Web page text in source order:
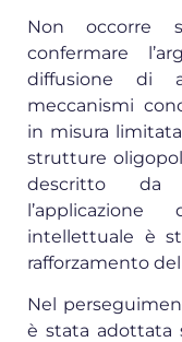
Non occorre
confermare
diffusione di
meccanismi
in misura
strutture
descritto da
intellettuale è
rafforzamento
Nel
è stata adottata